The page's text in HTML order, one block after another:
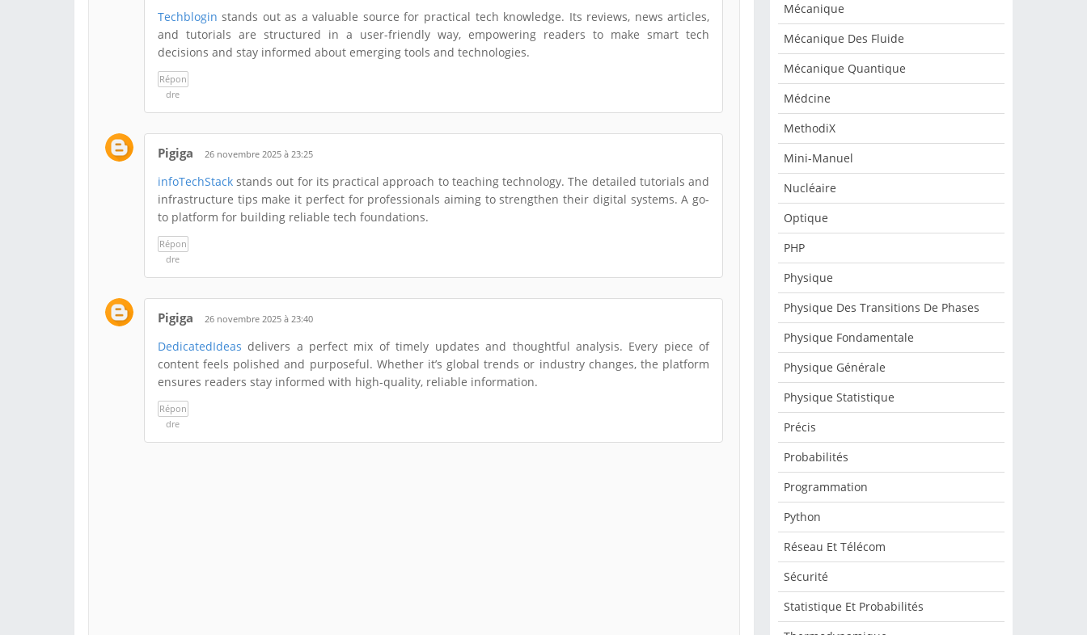
Techblogin stands out as a valuable source for practical tech knowledge. Its reviews, news articles,
and tutorials are structured in a user-friendly way, empowering readers to make smart tech
decisions and stay informed about emerging tools and technologies.
Répon
dre
Pigiga 26 novembre 2025 à 23:25
infoTechStackstands out for its practical approach to teaching technology. The detailed tutorials and
infrastructure tips make it perfect for professionals aiming to strengthen their digital systems. A go-
to platform for building reliable tech foundations.
Répon
dre
Pigiga 26 novembre 2025 à 23:40
DedicatedIdeas delivers a perfect mix of timely updates and thoughtful analysis. Every piece of
content feels polished and purposeful. Whether it’s global trends or industry changes, the platform
ensures readers stay informed with high-quality, reliable information.
Répon
dre
Mécanique
Mécanique Des Fluide
Mécanique Quantique
Médcine
MethodiX
Mini-Manuel
Nucléaire
Optique
PHP
Physique
Physique Des Transitions De Phases
Physique Fondamentale
Physique Générale
Physique Statistique
Précis
Probabilités
Programmation
Python
Réseau Et Télécom
Sécurité
Statistique Et Probabilités